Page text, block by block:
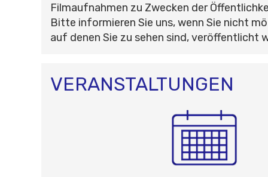
Filmaufnahmen zu Zwecken der
Bitte informieren Sie uns, wenn Sie nicht
auf denen Sie zu sehen sind, veröffentlicht
VERANSTALTUNGEN